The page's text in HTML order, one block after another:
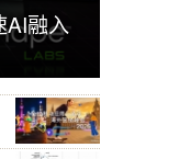
AI融入